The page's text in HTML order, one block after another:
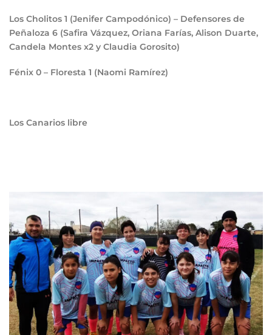
Los Cholitos 1 (Jenifer Campodónico) – Defensores de
Peñaloza 6 (Safira Vázquez, Oriana Farías, Alison Duarte,
Candela Montes x2 y Claudia Gorosito)
Fénix 0 – Floresta 1 (Naomi Ramírez)
Los Canarios libre